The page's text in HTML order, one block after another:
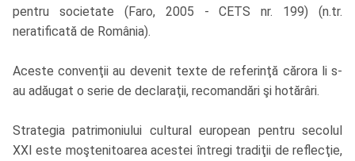
pentru societate (Faro, 2005 - CETS nr. 199) (n.tr.
neratificată de România).
Aceste convenţii au devenit texte de referinţă cărora li s-
au adăugat o serie de declaraţii, recomandări şi hotărâri.
Strategia patrimoniului cultural european pentru secolul
XXI este moştenitoarea acestei întregi tradiţii de reflecţie,